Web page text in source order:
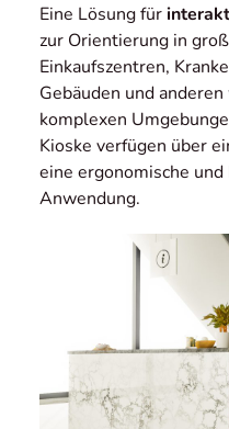
Eine Lösung für
zur Orientierung in
Einkaufszentren,
Gebäuden und
komplexen
Kioske verfügen über
eine ergonomische
Anwendung.